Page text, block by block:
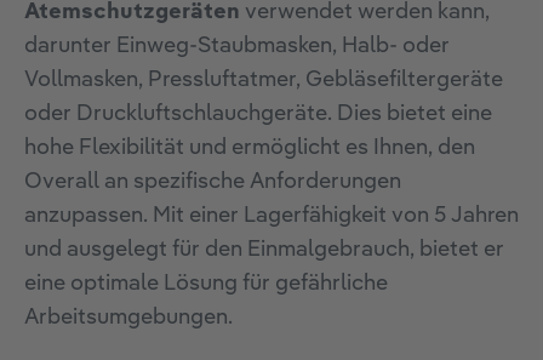
Atemschutzgeräten verwendet werden kann,
darunter Einweg-Staubmasken, Halb- oder
Vollmasken, Pressluftatmer, Gebläsefiltergeräte
oder Druckluftschlauchgeräte. Dies bietet eine
hohe Flexibilität und ermöglicht es Ihnen, den
Overall an spezifische Anforderungen
anzupassen. Mit einer Lagerfähigkeit von 5 Jahren
und ausgelegt für den Einmalgebrauch, bietet er
eine optimale Lösung für gefährliche
Arbeitsumgebungen.